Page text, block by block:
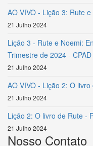
AO VIVO - Lição 3: Rute
21 Julho 2024
Lição 3 - Rute e Noemi:
Trimestre de 2024 - CPAD
21 Julho 2024
AO VIVO - Lição 2: O
21 Julho 2024
Lição 2: O livro de Rute -
21 Julho 2024
Nosso Contato